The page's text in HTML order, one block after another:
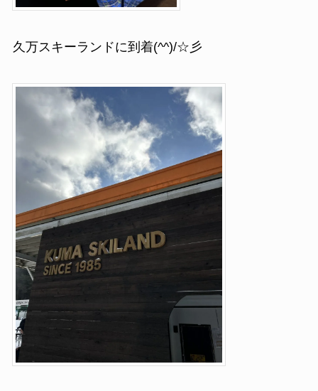
久万スキーランドに到着(^^)/☆彡